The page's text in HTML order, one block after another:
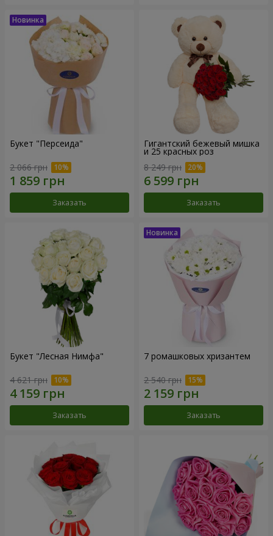
Букет "Персеида"
2 066 грн
Заказать
Гигантский бежевый мишка
и 25 красных роз
8 249 грн
Заказать
Букет "Лесная Нимфа"
4 621 грн
Заказать
7 ромашковых хризантем
2 540 грн
Заказать